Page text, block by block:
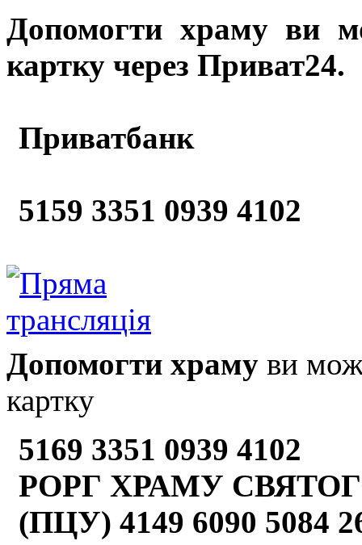
Допомогти храму ви
картку через Приват24.
Приватбанк
5159 3351 0939 4102
Допомогти храму ви
картку
5169 3351 0939 4102
РОРГ ХРАМУ
(ПЦУ) 4149 6090 5084